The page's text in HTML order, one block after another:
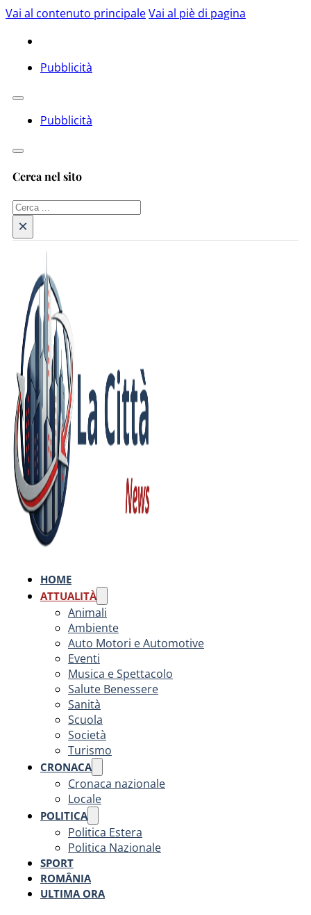
Vai al contenuto principaleVai al piè di pagina
Pubblicità
Pubblicità
Cerca nel sito
Cerca
×
HOME
ATTUALITÀ
Animali
Ambiente
Auto Motori e Automotive
Eventi
Musica e Spettacolo
Salute Benessere
Sanità
Scuola
Società
Turismo
CRONACA
Cronaca nazionale
Locale
POLITICA
Politica Estera
Politica Nazionale
SPORT
ROMÂNIA
ULTIMA ORA